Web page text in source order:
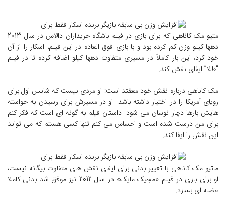
متیو مک کاناهی که برای بازی در فیلم باشگاه خریداران دالاس در سال 2013
دهها کیلو وزن کم کرده بود و با بازی فوق العاده در این فیلم، اسکار را از آن
خود کرد، این بار کاملاً در مسیری متفاوت دهها کیلو اضافه کرده تا در فیلم
“طلا” ایفای نقش کند.
مک کاناهی درباره نقش خود معقتد است: او مردی نیست که شانس اول برای
رویای آمریکا را در اختیار داشته باشد. او در مسیرش برای رسیدن به خواسته
هایش بارها دچار نوسان می شود. داستان فیلم به گونه ای است که فکر کنم
برای من درست شده است و احساس می کنم تنها کسی هستم که می تواند
این نقش را ایفا کند.
ماتیو مک کاناهی با تغییر بدنی برای ایفای نقش های متفاوت بیگانه نیست،
او برای بازی در فیلم «مجیک مایک» در سال 2012 نیز موفق شد بدنی کاملا
عضله ای بسازد.